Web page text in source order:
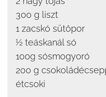
300 g liszt
1 zacskó sütőpor
½ teáskanál só
100g sósmogyoró
200 g
étcsoki